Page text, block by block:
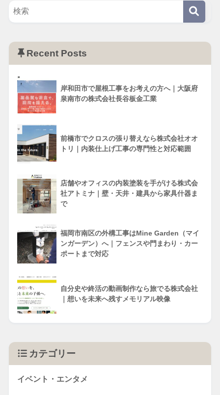
Recent Posts
岸和田市で屋根工事をお考えの方へ｜大阪府
泉南市の株式会社長谷板金工業
前橋市でクロスの張り替えなら株式会社オオ
トリ｜内装仕上げ工事の専門性と対応範囲
店舗やオフィスの内装塗装を手がける株式会
社アトミナ｜壁・天井・建具から家具什器ま
で
福岡市南区の外構工事はMine Garden（マイ
ンガーデン）へ｜フェンスや門まわり・カー
ポートまで対応
自分史や終活の動画制作なら旅でる株式会社
｜想いを未来へ残すメモリアル映像
カテゴリー
イベント・エンタメ